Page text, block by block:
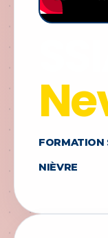
FORMATION
NIÈVRE